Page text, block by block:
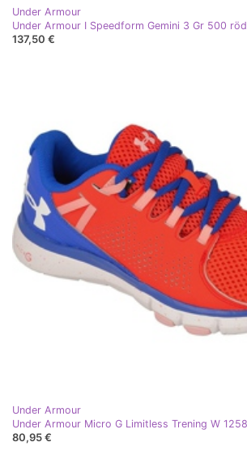
Under Armour
Under Armour I Speedform Gemini 3 Gr 500 röd
137,50 €
Under Armour
80,95 €